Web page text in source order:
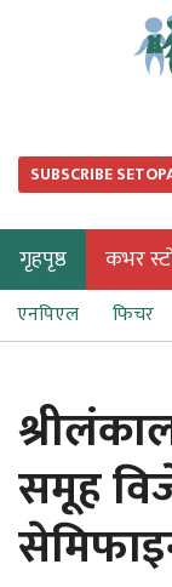
SUBSCRIBE
गृहपृष्ठ कभर
एनपिएल फिचर
समूह